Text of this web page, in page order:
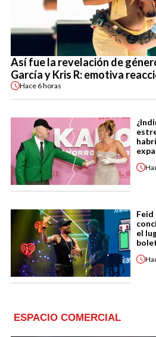
Así fue la revelación de
García y Kris R: emotiva
Hace 6 horas
Feid
el